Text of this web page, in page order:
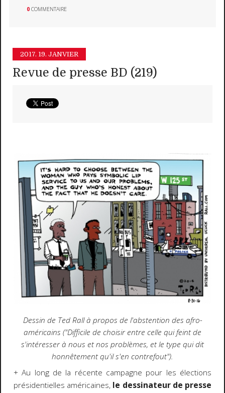
0 COMMENTAIRE
2017. 19. JANVIER
Revue de presse BD (219)
Dessin de Ted Rall à propos de l'abstention des afro-
américains ("Difficile de choisir entre celle qui feint de
s'intéresser à nous et nos problèmes, et le type qui dit
honnêtement qu'il s'en contrefout").
+ Au long de la récente campagne pour les élections
présidentielles américaines, le dessinateur de presse